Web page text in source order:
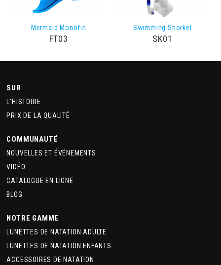
Mermaid Monofin
FT03
Swimming Snorkel
SK01
SUR
L'HISTOIRE
PRIX DE LA QUALITÉ
COMMUNAUTÉ
NOUVELLES ET ÉVÉNEMENTS
VIDÉO
CATALOGUE EN LIGNE
BLOG
NOTRE GAMME
LUNETTES DE NATATION ADULTE
LUNETTES DE NATATION ENFANTS
ACCESSOIRES DE NATATION